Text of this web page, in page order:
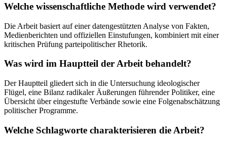
Welche wissenschaftliche Methode wird verwendet?
Die Arbeit basiert auf einer datengestützten Analyse von Fakten,
Medienberichten und offiziellen Einstufungen, kombiniert mit einer
kritischen Prüfung parteipolitischer Rhetorik.
Was wird im Hauptteil der Arbeit behandelt?
Der Hauptteil gliedert sich in die Untersuchung ideologischer
Flügel, eine Bilanz radikaler Äußerungen führender Politiker, eine
Übersicht über eingestufte Verbände sowie eine Folgenabschätzung
politischer Programme.
Welche Schlagworte charakterisieren die Arbeit?